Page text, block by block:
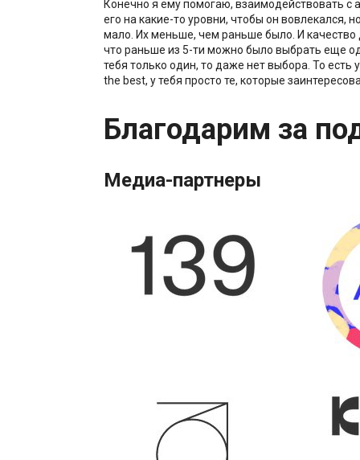
Конечно я ему помогаю, взаимодействовать с
его на какие-то уровни, чтобы он вовлекался,
мало. Их меньше, чем раньше было. И качество
что раньше из 5-ти можно было выбрать еще
тебя только один, то даже нет выбора. То есть
the best, у тебя просто те, которые
Благодарим за
Медиа-партнеры